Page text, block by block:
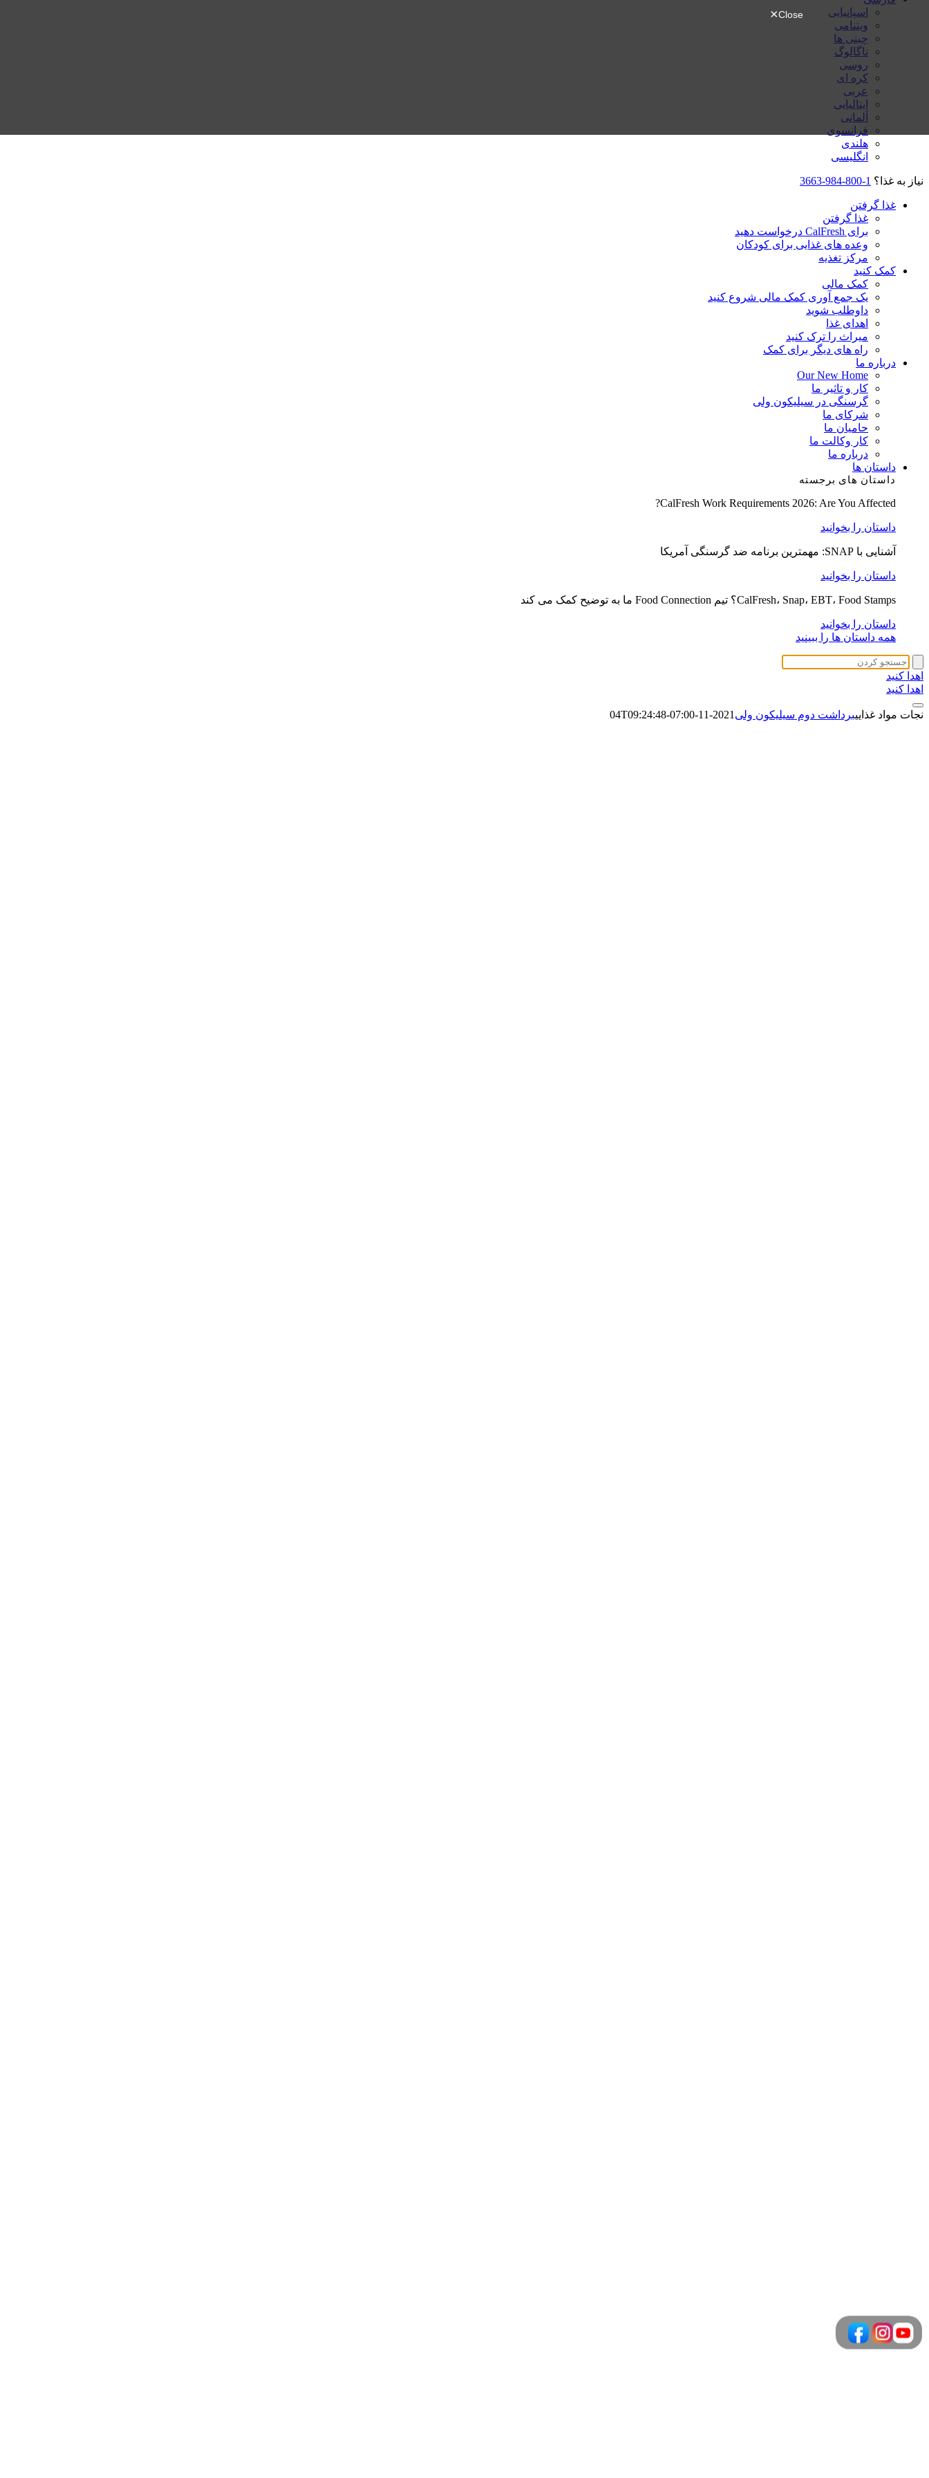
اسپانیایی
ویتنامی
چینی ها
تاگالوگ
روسی
کره ای
عربی
ایتالیایی
آلمانی
فرانسوی
هلندی
انگلیسی
نیاز به غذا؟ 1-800-984-3663
غذا گرفتن
غذا گرفتن
برای CalFresh درخواست دهید
وعده های غذایی برای کودکان
مرکز تغذیه
کمک کنید
کمک مالی
یک جمع آوری کمک مالی شروع کنید
داوطلب شوید
اهدای غذا
میراث را ترک کنید
راه های دیگر برای کمک
درباره ما
Our New Home
کار و تاثیر ما
گرسنگی در سیلیکون ولی
شرکای ما
حامیان ما
کار وکالت ما
درباره ما
داستان ها
داستان های برجسته
CalFresh Work Requirements 2026: Are You Affected?
داستان را بخوانید
آشنایی با SNAP: مهمترین برنامه ضد گرسنگی آمریکا
داستان را بخوانید
CalFresh، Snap، EBT، Food Stamps؟ تیم Food Connection ما به توضیح کمک می کند
داستان را بخوانید
همه داستان ها را ببینید
اهدا کنید
اهدا کنید
نجات مواد غذاییبرداشت دوم سیلیکون ولی 2021-11-04T09:24:48-07:00